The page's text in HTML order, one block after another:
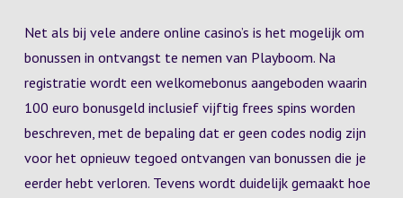
Net als bij vele andere online casino’s is het mogelijk om
bonussen in ontvangst te nemen van Playboom. Na
registratie wordt een welkomebonus aangeboden waarin
100 euro bonusgeld inclusief vijftig frees spins worden
beschreven, met de bepaling dat er geen codes nodig zijn
voor het opnieuw tegoed ontvangen van bonussen die je
eerder hebt verloren. Tevens wordt duidelijk gemaakt hoe